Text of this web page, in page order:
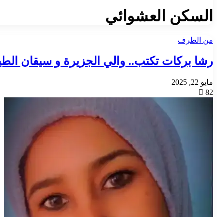
السكن العشوائي
من الطرف
رشا بركات تكتب.. والي الجزيرة و سيقان
مايو 22, 2025
82